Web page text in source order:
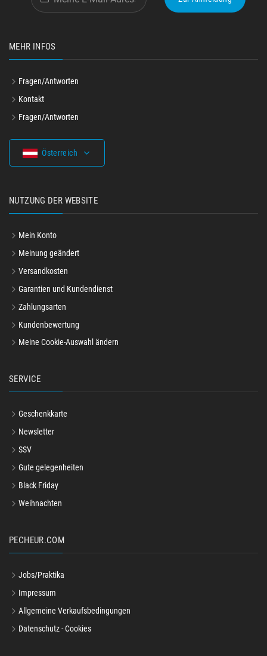
MEHR INFOS
Fragen/Antworten
Kontakt
Fragen/Antworten
Österreich
NUTZUNG DER WEBSITE
Mein Konto
Meinung geändert
Versandkosten
Garantien und Kundendienst
Zahlungsarten
Kundenbewertung
Meine Cookie-Auswahl ändern
SERVICE
Geschenkkarte
Newsletter
SSV
Gute gelegenheiten
Black Friday
Weihnachten
PECHEUR.COM
Jobs/Praktika
Impressum
Allgemeine Verkaufsbedingungen
Datenschutz - Cookies